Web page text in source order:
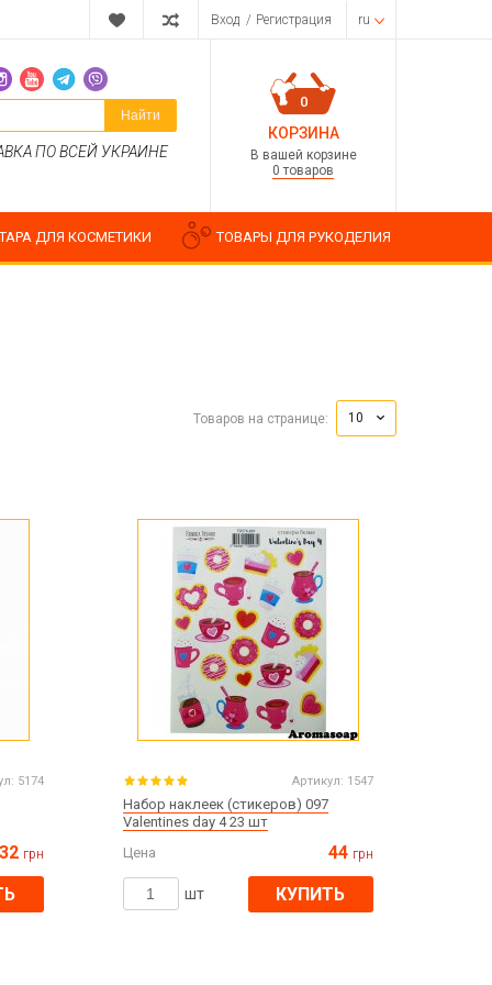
Вход / Регистрация ru
Найти
ПО ВСЕЙ УКРАИНЕ
0
КОРЗИНА
В вашей корзине
0 товаров
Пищевые ароматизаторы
Все для аромасаше и аромадифузоров
Тара для косметики оптом
Мыльная основа оптом
Базовые масла жидкие и баттеры оптом
ТАРА ДЛЯ КОСМЕТИКИ ТОВАРЫ ДЛЯ РУКОДЕЛИЯ
Товаров на странице: 10
5174
32 грн
Артикул: 1547
Набор наклеек (стикеров) 097
Valentines day 4 23 шт
Цена
44 грн
шт КУПИТЬ